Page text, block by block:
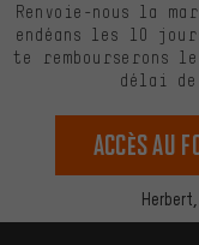
Herbert,
Renvoie-nous la
endéans les 10
te rembourserons
délai
Accès au